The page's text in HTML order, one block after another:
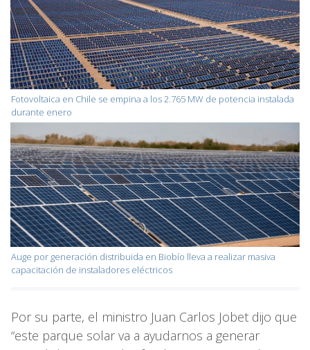
Fotovoltaica en Chile se empina a los 2.765 MW de potencia instalada
durante enero
Auge por generación distribuida en Biobío lleva a realizar masiva
capacitación de instaladores eléctricos
Por su parte, el ministro Juan Carlos Jobet dijo que
“este parque solar va a ayudarnos a generar